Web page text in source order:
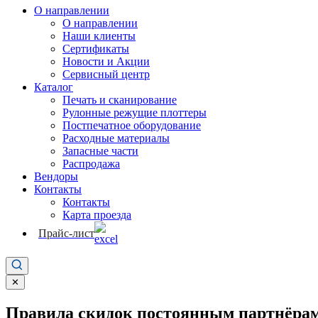
О направлении
О направлении
Наши клиенты
Сертификаты
Новости и Акции
Сервисный центр
Каталог
Печать и сканирование
Рулонные режущие плоттеры
Постпечатное оборудование
Расходные материалы
Запасные части
Распродажа
Вендоры
Контакты
Контакты
Карта проезда
Прайс-лист
✕
Правила скидок постоянным